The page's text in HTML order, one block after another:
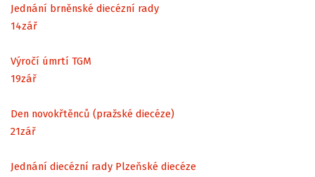
Jednání brněnské diecézní rady
14zář
Výročí úmrtí TGM
19zář
Den novokřtěnců (pražské diecéze)
21zář
Jednání diecézní rady Plzeňské diecéze